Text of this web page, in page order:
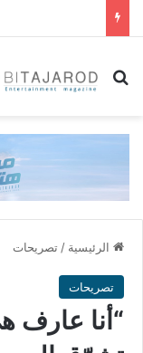
بحث عن
الرئيسية / تصريحات
تصريحات
“أنا عارف